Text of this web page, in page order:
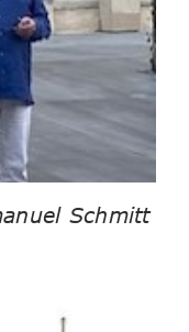
Schmitt